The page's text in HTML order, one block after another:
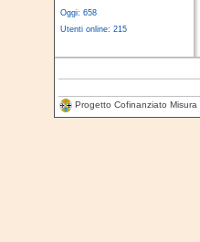
Oggi: 658
Utenti online: 215
Progetto Cofinanziato